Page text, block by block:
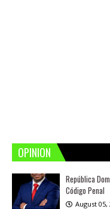
OPINION
República
Código Penal
August 05,